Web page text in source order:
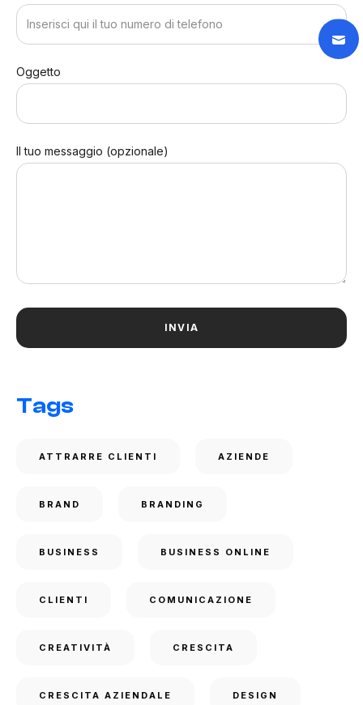
Oggetto
Il tuo messaggio (opzionale)
Tags
ATTRARRE CLIENTI AZIENDE
BRAND BRANDING
BUSINESS BUSINESS ONLINE
CLIENTI COMUNICAZIONE
CREATIVITÀ CRESCITA
CRESCITA AZIENDALE DESIGN